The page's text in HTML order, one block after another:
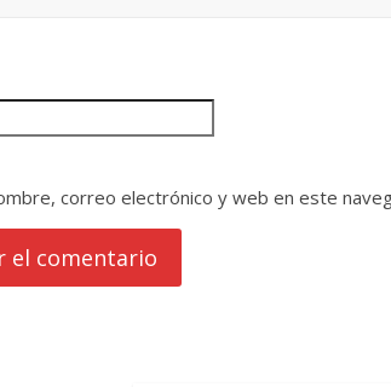
correo electrónico y web en este